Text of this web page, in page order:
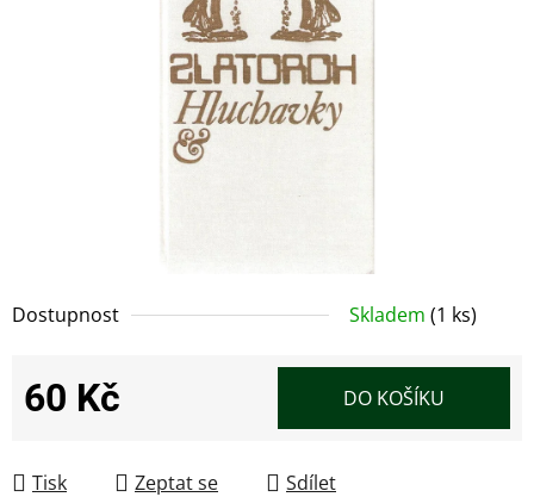
Dostupnost Skladem (1 ks)
60 Kč DO KOŠÍKU
Tisk Zeptat se Sdílet